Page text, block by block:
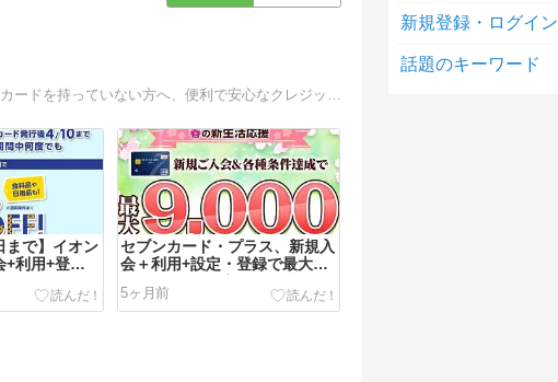
まで】イオン
+利用+登録
POINTもら
時に5％OFF
ペーンが開催
セブンカード・プラス、新規入
会＋利用+設定・登録で最大
9,000nanacoポイントがもら
えるキャンペーン開催していま
す
5ヶ月前
新規登録・ログイン
話題のキーワード